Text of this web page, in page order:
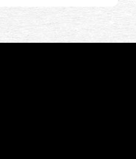
いなべ . All rights reserved.